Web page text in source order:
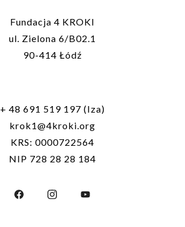
Fundacja 4 KROKI
ul. Zielona 6/B02.1
90-414 Łódź
+ 48 691 519 197 (Iza)
krok1@4kroki.org
KRS: 0000722564
NIP 728 28 28 184